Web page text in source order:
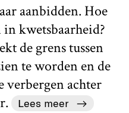
aanbidden. Hoe
kwetsbaarheid?
de grens tussen
te worden en de
verbergen achter
Lees meer